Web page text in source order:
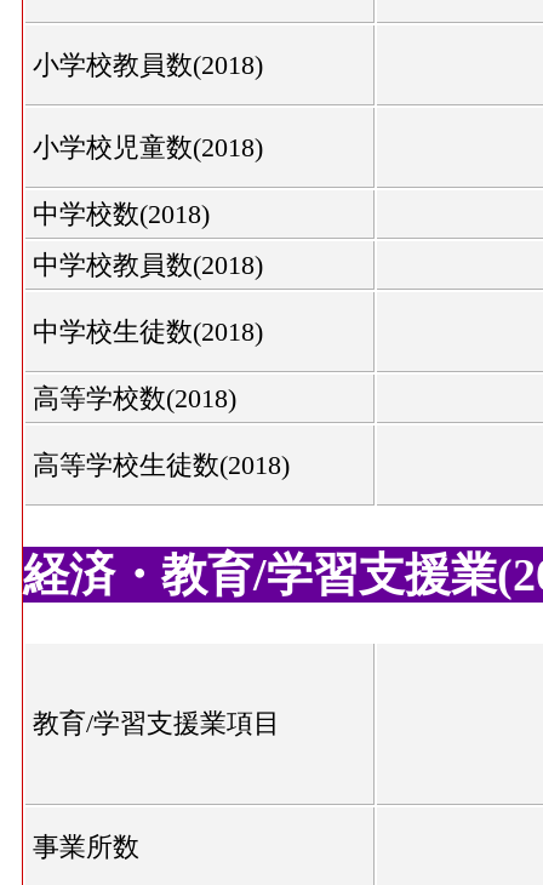
小学校教員数(2018)
小学校児童数(2018)
中学校数(2018)
中学校教員数(2018)
中学校生徒数(2018)
高等学校数(2018)
高等学校生徒数(2018)
経済・教育/学習支援業
教育/学習支援業項目
事業所数